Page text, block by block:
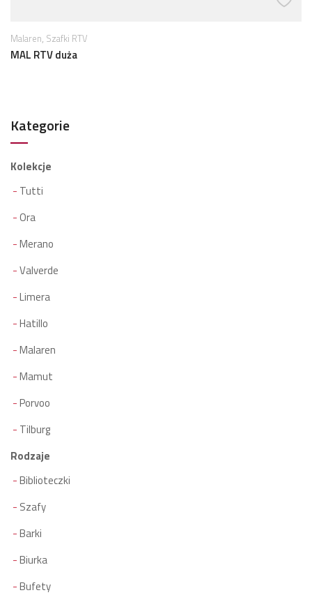
Malaren, Szafki RTV
MAL RTV duża
Kategorie
Kolekcje
Tutti
Ora
Merano
Valverde
Limera
Hatillo
Malaren
Mamut
Porvoo
Tilburg
Rodzaje
Biblioteczki
Szafy
Barki
Biurka
Bufety